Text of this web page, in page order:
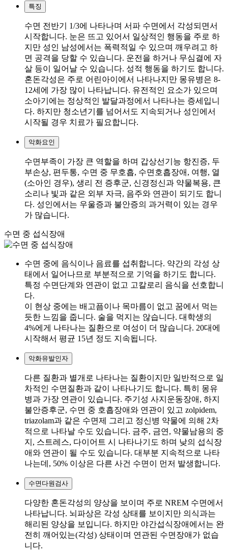
특징
수면 전반기 1/3에 나타나며 서파 수면에서 각성되면서
시작합니다. 눈은 뜨고 있어서 일상적인 행동을 주로 하
지만 성인 남성에서는 폭력적일 수 있으며 깨우려고 하
면 공격을 당할 수 있습니다. 운전을 하거나 무심결에 자
살 등이 일어날 수 있습니다. 성적 행동을 하기도 합니다.
혼돈각성은 주로 어린아이에서 나타나지만 몽유병은 8-
12세에 가장 많이 나타납니다. 유전적인 요소가 있으며
소아기에는 정상적인 발달과정에서 나타나는 증세입니
다. 하지만 청소년기를 넘어서도 지속되거나 성인에서
시작될 경우 치료가 필요합니다.
악화요인
수면부족이 가장 큰 역할을 하며 갑상선기능 항진증, 두
부손상, 편두통, 수면 중 무호흡, 수면호흡장애, 여행, 열
(소아인 경우), 생리 전 증후군, 신경정신과 약물복용, 큰
소리나 빛과 같은 외부 자극, 음주와 연관이 되기도 합니
다. 성인에서는 우울증과 불안증의 과거력이 있는 경우
가 많습니다.
수면 중 섭식장애
수면 중에 음식이나 음료를 섭취합니다. 약간의 각성 상
태에서 일어나므로 부분적으로 기억을 하기도 합니다.
특정 수면단계와 연관이 없고 고칼로리 음식을 선호합니
다.
이 현상 중에는 배고픔이나 목마름이 없고 꿈에서 먹는
듯한 느낌을 줍니다. 술을 먹지는 않습니다. 대학생의
4%에게 나타나는 질환으로 여성이 더 많습니다. 20대에
시작해서 평균 15년 정도 지속됩니다.
악화유발인자
다른 질환과 별개로 나타나는 질환이지만 일반적으로 일
차적인 수면질환과 같이 나타나기도 합니다. 특히 몽유
병과 가장 연관이 있습니다. 주기성 사지운동장애, 하지
불안증후군, 수면 중 호흡장애와 연관이 있고 zolpidem,
triazolam과 같은 수면제 그리고 정신병 약물에 의해 2차
적으로 나타날 수도 있습니다. 금주, 금연, 약물남용의 중
지, 스트레스, 다이어트 시 나타나기도 하며 낮의 섭식장
애와 연관이 될 수도 있습니다. 대부분 지속적으로 나타
나는데, 50% 이상은 다른 사건 수면이 먼저 발생합니다.
수면다원검사
다양한 혼돈각성의 양상을 보이며 주로 NREM 수면에서
나타납니다. 뇌파상은 각성 상태를 보이지만 의식과는
해리된 양상을 보입니다. 하지만 야간섭식장애에서는 완
전히 깨어있는(각성) 상태이며 연관된 수면장애가 없습
니다.